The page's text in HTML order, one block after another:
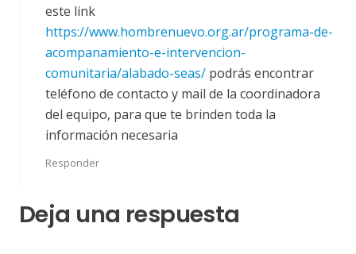
este link
https://www.hombrenuevo.org.ar/programa-de-
acompanamiento-e-intervencion-
comunitaria/alabado-seas/ podrás encontrar
teléfono de contacto y mail de la coordinadora
del equipo, para que te brinden toda la
información necesaria
Responder
Deja una respuesta